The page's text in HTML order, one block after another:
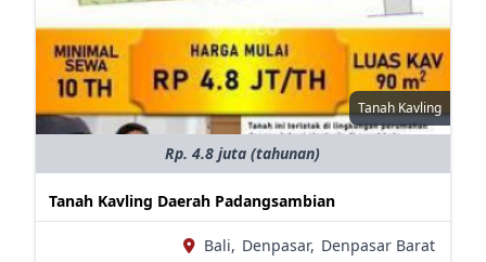
Tanah Kavling
Rp. 4.8 juta (tahunan)
Tanah Kavling Daerah Padangsambian
Bali, Denpasar, Denpasar Barat